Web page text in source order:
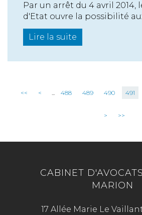
Par un arrêt du 4 avril 2014,
d'Etat ouvre la possibilité
Lire la suite
<< < ... 488 489 490 491
> >>
CABINET
MARION
17 Allée Marie Le